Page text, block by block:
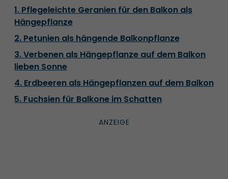
1. Pflegeleichte Geranien für den Balkon als
Hängepflanze
2. Petunien als hängende Balkonpflanze
3. Verbenen als Hängepflanze auf dem Balkon
lieben Sonne
4. Erdbeeren als Hängepflanzen auf dem Balkon
5. Fuchsien für Balkone im Schatten